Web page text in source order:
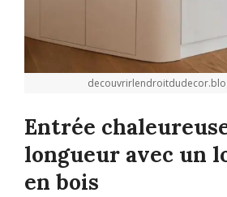
Entrée
longueur avec un
en bois